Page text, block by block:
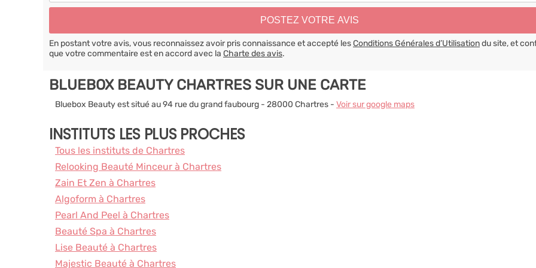
En postant votre avis, vous reconnaissez avoir pris connaissance et accepté lesConditions Générales d’Utilisationdu site, et
que votre commentaire est en accord avec la Charte des avis.
BLUEBOX BEAUTY CHARTRES SUR UNE CARTE
Bluebox Beauty est situé au 94 rue du grand faubourg - 28000 Chartres - Voir sur google maps
INSTITUTS LES PLUS PROCHES
Tous les instituts de Chartres
Relooking Beauté Minceur à Chartres
Zain Et Zen à Chartres
Algoform à Chartres
Pearl And Peel à Chartres
Beauté Spa à Chartres
Lise Beauté à Chartres
Majestic Beauté à Chartres